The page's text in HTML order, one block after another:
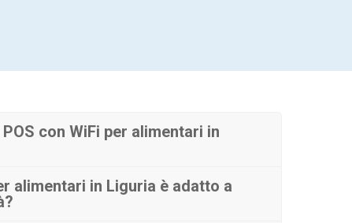
con WiFi per alimentari in
alimentari in Liguria è adatto a